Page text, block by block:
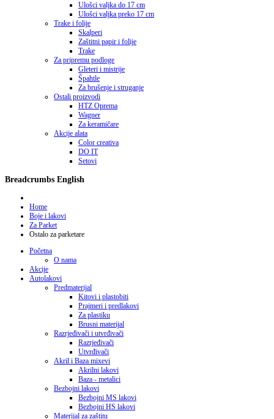
Ulošci valjka do 17 cm
Ulošci valjka preko 17 cm
Trake i folije
Skalperi
Zaštitni papir i folije
Trake
Za pripremu podloge
Gleteri i mistrije
Špahtle
Za brušenje i struganje
Ostali proizvodi
HTZ Oprema
Wagner
Za keramičare
Akcije alata
Color creativa
DO IT
Setovi
Breadcrumbs English
Home
Boje i lakovi
Za Parket
Ostalo za parketare
Početna
O nama
Akcije
Autolakovi
Predmaterijal
Kitovi i plastobiti
Prajmeri i predlakovi
Za plastiku
Brusni materijal
Razrjeđivači i utvrđivači
Razrjeđivači
Utvrđivači
Akril i Baza mixevi
Akrilni lakovi
Baza - metalici
Bezbojni lakovi
Bezbojni MS lakovi
Bezbojni HS lakovi
Materijal za zaštitu